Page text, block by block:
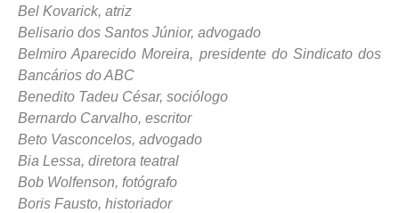
Bel Kovarick, atriz
Belisario dos Santos Júnior, advogado
Belmiro Aparecido Moreira, presidente do Sindicato dos
Bancários do ABC
Benedito Tadeu César, sociólogo
Bernardo Carvalho, escritor
Beto Vasconcelos, advogado
Bia Lessa, diretora teatral
Bob Wolfenson, fotógrafo
Boris Fausto, historiador